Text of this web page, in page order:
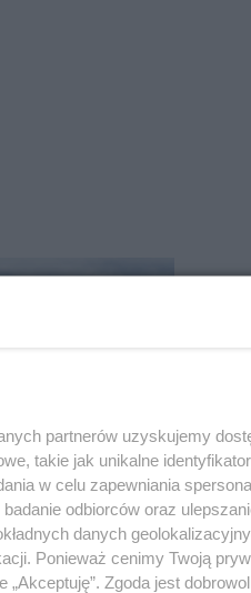
sauny, a nie
dzieci?
odpowiada
partnerów uzyskujemy
takie jak unikalne
w celu zapewniania
odbiorców oraz
danych
Ponieważ cenimy Twoją
Zgoda jest